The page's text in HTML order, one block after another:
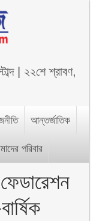
| ২২শে শ্রাবণ,
আন্তর্জাতিক
পরিবার